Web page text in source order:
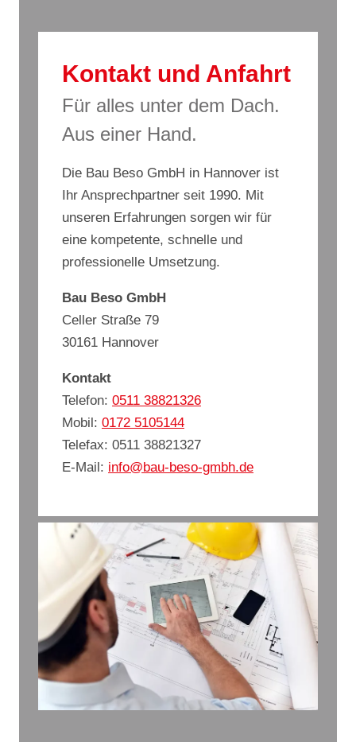
Kontakt und Anfahrt
Für alles unter dem Dach.
Aus einer Hand.
Die Bau Beso GmbH in Hannover ist
Ihr Ansprechpartner seit 1990. Mit
unseren Erfahrungen sorgen wir für
eine kompetente, schnelle und
professionelle Umsetzung.
Bau Beso GmbH
Celler Straße 79
30161 Hannover
Kontakt
Telefon: 0511 38821326
Mobil: 0172 5105144
Telefax: 0511 38821327
E-Mail: info@bau-beso-gmbh.de